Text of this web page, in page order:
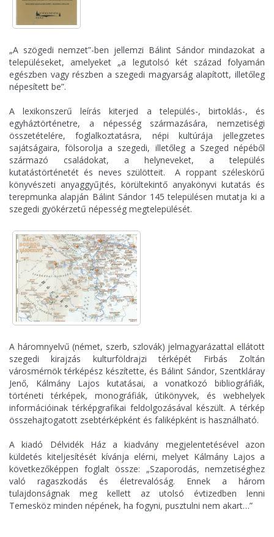
„A szögedi nemzet”-ben jellemzi Bálint Sándor mindazokat a
településeket, amelyeket „a legutolsó két század folyamán
egészben vagy részben a szegedi magyarság alapított, illetőleg
népesített be”.
A lexikonszerű leírás kiterjed a település-, birtoklás-, és
egyháztörténetre, a népesség származására, nemzetiségi
összetételére, foglalkoztatásra, népi kultúrája jellegzetes
sajátságaira, fölsorolja a szegedi, illetőleg a Szeged népéből
származó családokat, a helyneveket, a település
kutatástörténetét és neves szülötteit. A roppant széleskörű
könyvészeti anyaggyűjtés, körültekintő anyakönyvi kutatás és
terepmunka alapján Bálint Sándor 145 településen mutatja ki a
szegedi gyökérzetű népesség megtelepülését.
A háromnyelvű (német, szerb, szlovák) jelmagyarázattal ellátott
szegedi kirajzás kulturföldrajzi térképét Firbás Zoltán
városmérnök térképész készítette, és Bálint Sándor, Szentkláray
Jenő, Kálmány Lajos kutatásai, a vonatkozó bibliográfiák,
történeti térképek, monográfiák, útikönyvek, és webhelyek
információinak térképgrafikai feldolgozásával készült. A térkép
összehajtogatott zsebtérképként és faliképként is használható.
A kiadó Délvidék Ház a kiadvány megjelentetésével azon
küldetés kiteljesítését kívánja elérni, melyet Kálmány Lajos a
következőképpen foglalt össze: „Szaporodás, nemzetiséghez
való ragaszkodás és életrevalóság. Ennek a három
tulajdonságnak meg kellett az utolsó évtizedben lenni
Temesköz minden népének, ha fogyni, pusztulni nem akart…”